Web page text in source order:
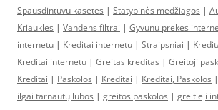
Spausdintuvu kasetes | Statybinės medžiagos |
Kriaukles | Vandens filtrai | Gyvunu prekes
internetu | Kreditai internetu | Straipsniai |
Kreditai internetu | Greitas kreditas | Greitoji
Kreditai | Paskolos | Kreditai | Kreditai, Paskolos |
ilgai tarnautų lubos | greitos paskolos | greitieji